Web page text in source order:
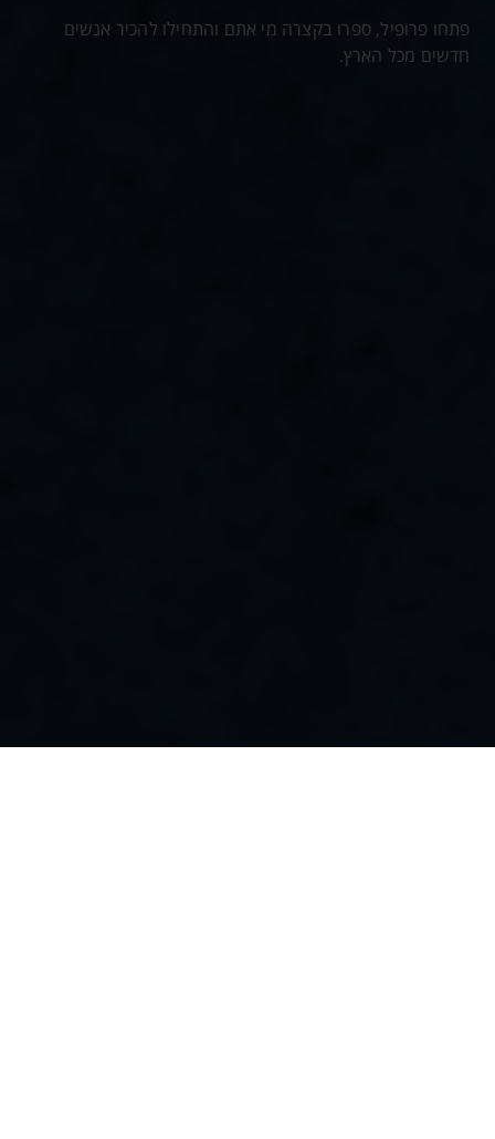
פתחו פרופיל, ספרו בקצרה מי אתם והתחילו להכיר אנשים
חדשים מכל הארץ.